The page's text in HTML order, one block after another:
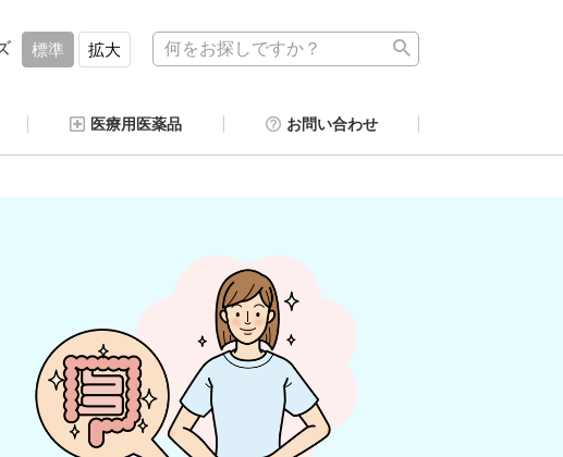
標準 拡大
医療用医薬品 お問い合わせ